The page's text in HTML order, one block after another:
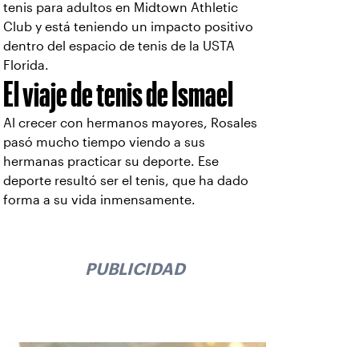
tenis para adultos en Midtown Athletic
Club y está teniendo un impacto positivo
dentro del espacio de tenis de la USTA
Florida.
El viaje de tenis de Ismael
Al crecer con hermanos mayores, Rosales
pasó mucho tiempo viendo a sus
hermanas practicar su deporte. Ese
deporte resultó ser el tenis, que ha dado
forma a su vida inmensamente.
PUBLICIDAD